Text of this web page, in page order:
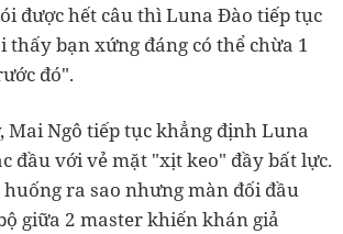
được hết câu thì Luna Đào tiếp tục
thấy bạn xứng đáng có thể chừa 1
đó".
Mai Ngô tiếp tục khẳng định Luna
đầu với vẻ mặt "xịt keo" đầy bất lực.
ra sao nhưng màn đối đầu
giữa 2 master khiến khán giả